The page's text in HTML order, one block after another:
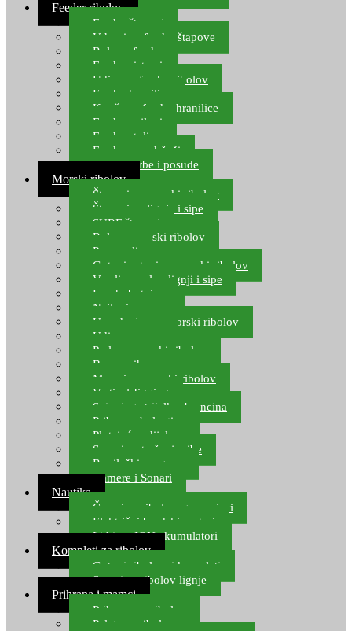
Feeder ribolov
Feeder štapovi
Vrhovi za feeder štapove
Role za feeder
Feeder sistemi
Udice za feeder ribolov
Feeder hranilice
Kopče za feeder hranilice
Feeder najloni
Feeder stolice
Feeder arm držači
Feeder torbe i posude
Morski ribolov
Štapovi za morski ribolov
Štapovi za lignje i sipe
SURF štapovi
Role za morski ribolov
Parangali
Gotovi setovi za morski ribolov
Varalice za lov lignji i sipe
Lov hobotnice
Najloni za more
Upredenice za morski ribolov
Udice za more
Perle za morski ribolov
Brum prihrana za more
Mamci za morski ribolov
Vertical Jigging
Spinning strijelke, brancina
Pribor za bolentino
Plutajuća odijela
Sonari za traženje ribe
Ronilački program
Kamere i Sonari
Nautika
Čamci za ribolov, gumenjaci
Električni brodski motori
Lithium ION akumulatori
Kompleti za ribolov
Gotovi ribolovni kompleti
Setovi za ribolov lignje
Prihrana i mamci
Prihrana za ribolov
Pelete za ribolov